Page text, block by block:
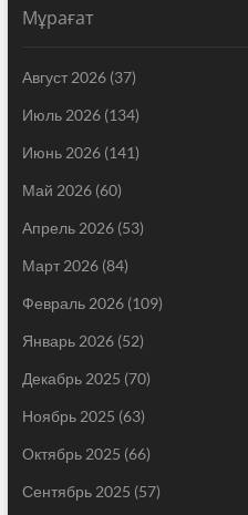
Мұрағат
Август 2026(37)
Июль 2026(134)
Июнь 2026(141)
Май 2026(60)
Апрель 2026(53)
Март 2026(84)
Февраль 2026(109)
Январь 2026(52)
Декабрь 2025 (70)
Ноябрь 2025 (63)
Октябрь 2025 (66)
Сентябрь 2025 (57)